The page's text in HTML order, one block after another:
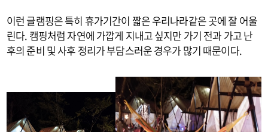
이런 글램핑은 특히 휴가기간이 짧은 우리나라같은 곳에 잘 어울
린다. 캠핑처럼 자연에 가깝게 지내고 싶지만 가기 전과 가고 난
후의 준비 및 사후 정리가 부담스러운 경우가 많기 때문이다.